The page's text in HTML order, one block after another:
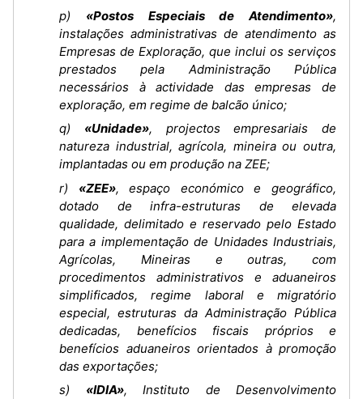
p) «Postos Especiais de Atendimento»,
instalações administrativas de atendimento as
Empresas de Exploração, que inclui os serviços
prestados pela Administração Pública
necessários à actividade das empresas de
exploração, em regime de balcão único;
q) «Unidade», projectos empresariais de
natureza industrial, agrícola, mineira ou outra,
implantadas ou em produção na ZEE;
r) «ZEE», espaço económico e geográfico,
dotado de infra-estruturas de elevada
qualidade, delimitado e reservado pelo Estado
para a implementação de Unidades Industriais,
Agrícolas, Mineiras e outras, com
procedimentos administrativos e aduaneiros
simplificados, regime laboral e migratório
especial, estruturas da Administração Pública
dedicadas, benefícios fiscais próprios e
benefícios aduaneiros orientados à promoção
das exportações;
s) «IDIA», Instituto de Desenvolvimento